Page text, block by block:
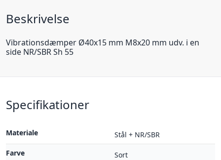
Beskrivelse
Vibrationsdæmper Ø40x15 mm M8x20 mm udv. i en
side NR/SBR Sh 55
Specifikationer
Materiale
Stål + NR/SBR
Farve
Sort